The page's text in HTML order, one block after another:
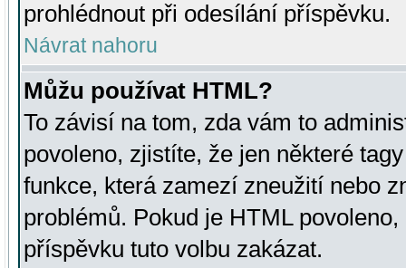
prohlédnout při odesílání příspěvku.
Návrat nahoru
Můžu používat HTML?
To závisí na tom, zda vám to
povoleno, zjistíte, že jen některé
funkce, která zamezí zneužití nebo
problémů. Pokud je HTML
příspěvku tuto volbu zakázat.